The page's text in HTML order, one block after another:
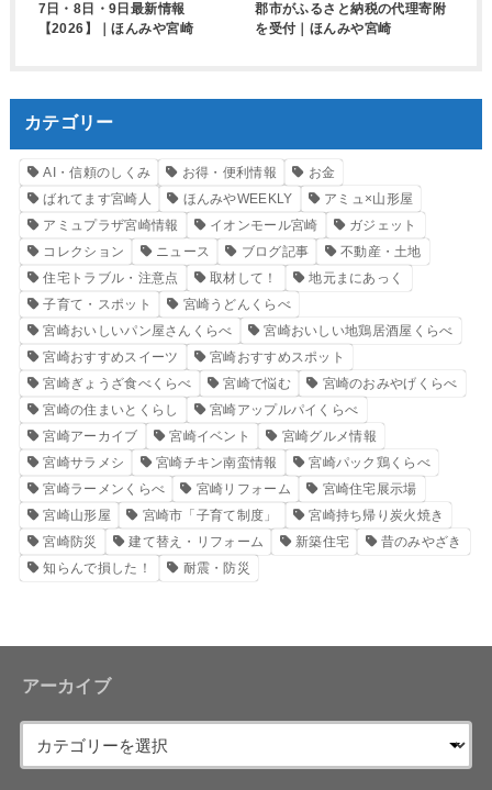
7日・8日・9日最新情報
【2026】｜ほんみや宮崎
郡市がふるさと納税の代理寄附
を受付｜ほんみや宮崎
カテゴリー
AI・信頼のしくみ お得・便利情報
お金
ばれてます宮崎人
ほんみやWEEKLY
アミュ×山形屋
アミュプラザ宮崎情報
イオンモール宮崎
ガジェット
コレクション
ニュース ブログ記事
不動産・土地
住宅トラブル・注意点
取材して！
地元まにあっく
子育て・スポット
宮崎うどんくらべ
宮崎おいしいパン屋さんくらべ
宮崎おいしい地鶏居酒屋くらべ
宮崎おすすめスイーツ
宮崎おすすめスポット
宮崎ぎょうざ食べくらべ
宮崎で悩む
宮崎のおみやげくらべ
宮崎の住まいとくらし
宮崎アップルパイくらべ
宮崎アーカイブ
宮崎イベント
宮崎グルメ情報
宮崎サラメシ
宮崎チキン南蛮情報
宮崎パック鶏くらべ
宮崎ラーメンくらべ
宮崎リフォーム
宮崎住宅展示場
宮崎山形屋
宮崎市「子育て制度」
宮崎持ち帰り炭火焼き
宮崎防災
建て替え・リフォーム 新築住宅
昔のみやざき
知らんで損した！
耐震・防災
アーカイブ